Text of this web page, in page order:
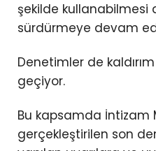
şekilde kullanabilmesi
sürdürmeye devam
Denetimler de
geçiyor.
Bu kapsamda İntizam
gerçekleştirilen son